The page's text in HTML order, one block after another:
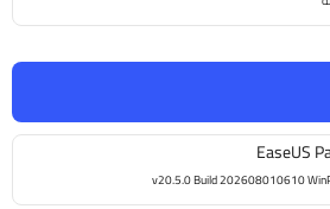
EaseUS
v20.5.0 Build 202608010610